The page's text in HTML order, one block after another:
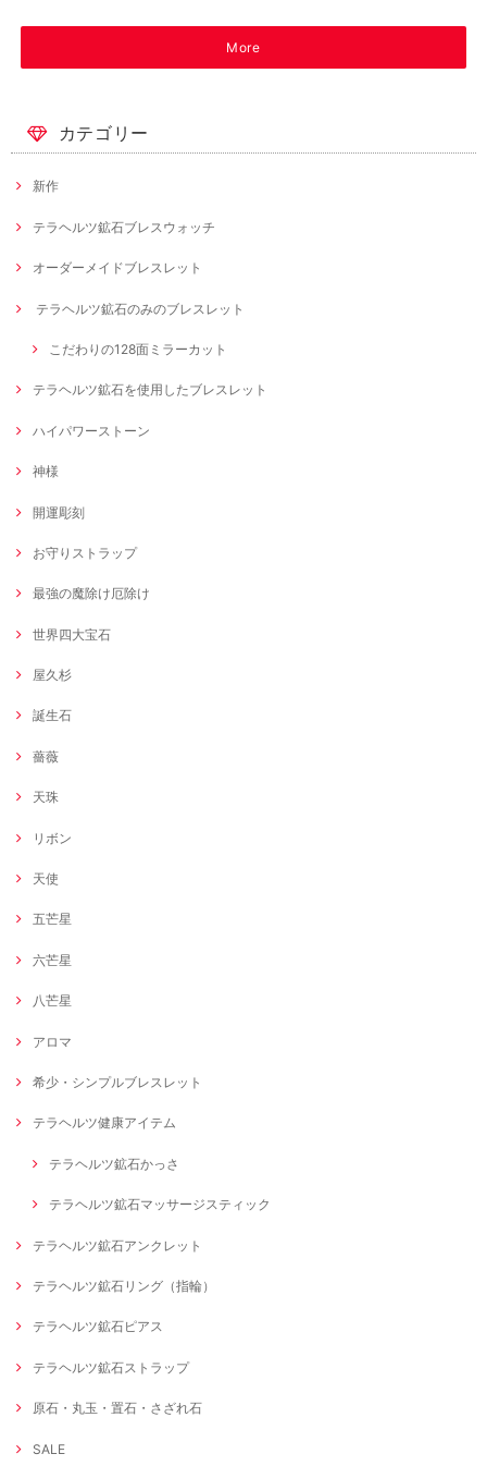
More
カテゴリー
新作
テラヘルツ鉱石ブレスウォッチ
オーダーメイドブレスレット
テラヘルツ鉱石のみのブレスレット
こだわりの128面ミラーカット
テラヘルツ鉱石を使用したブレスレット
ハイパワーストーン
神様
開運彫刻
お守りストラップ
最強の魔除け厄除け
世界四大宝石
屋久杉
誕生石
薔薇
天珠
リボン
天使
五芒星
六芒星
八芒星
アロマ
希少・シンプルブレスレット
テラヘルツ健康アイテム
テラヘルツ鉱石かっさ
テラヘルツ鉱石マッサージスティック
テラヘルツ鉱石アンクレット
テラヘルツ鉱石リング（指輪）
テラヘルツ鉱石ピアス
テラヘルツ鉱石ストラップ
原石・丸玉・置石・さざれ石
SALE